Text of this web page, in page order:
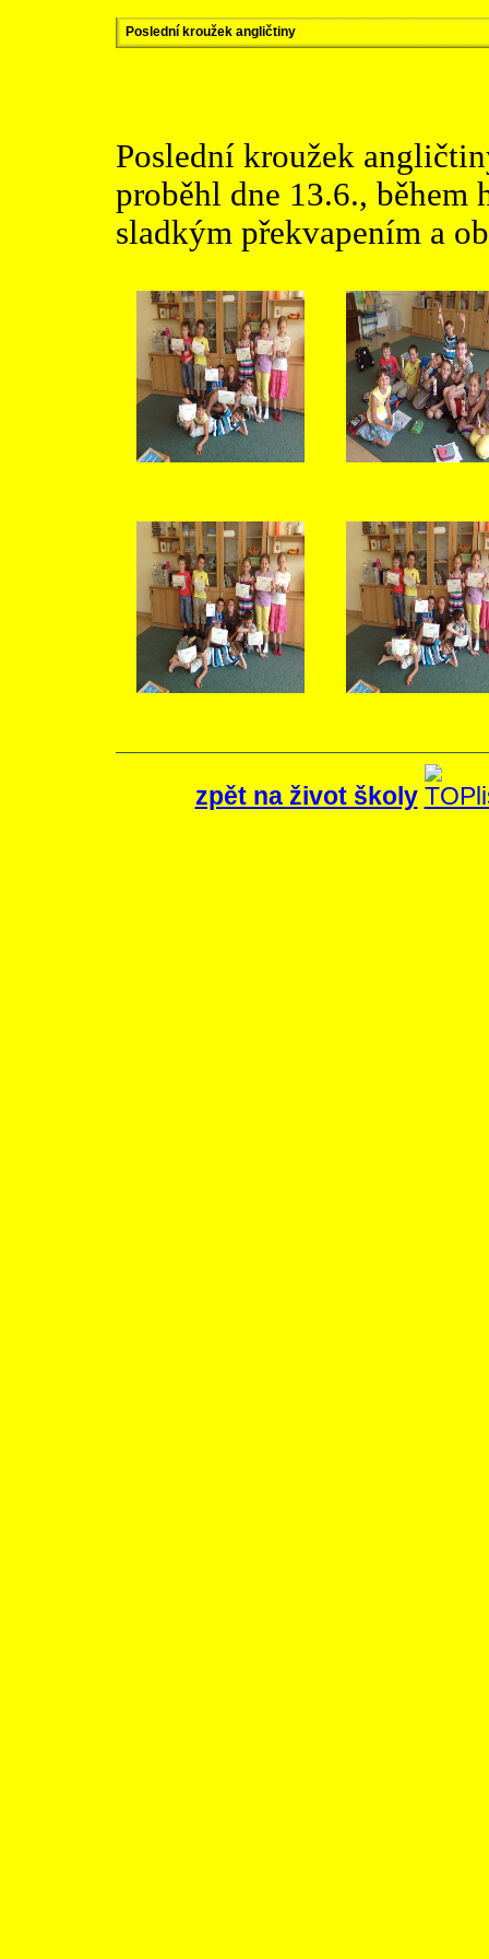
Poslední kroužek angličtiny
Poslední kroužek
proběhl dne 13.6.,
sladkým překvapením a
zpět na život školy